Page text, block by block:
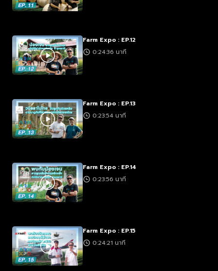
Farm Expo : EP.12
0:24:36 นาที
Farm Expo : EP.13
0:23:54 นาที
Farm Expo : EP.14
0:23:56 นาที
Farm Expo : EP.15
0:24:21 นาที